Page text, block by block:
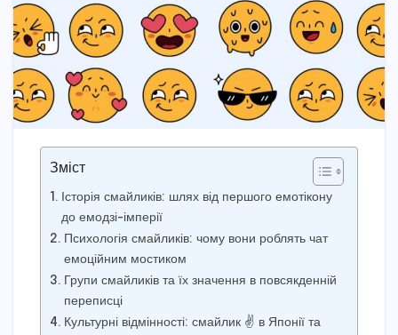
Зміст
Історія смайликів: шлях від першого емотікону
до емодзі-імперії
Психологія смайликів: чому вони роблять чат
емоційним мостиком
Групи смайликів та їх значення в повсякденній
переписці
Культурні відмінності: смайлик ✌️ в Японії та